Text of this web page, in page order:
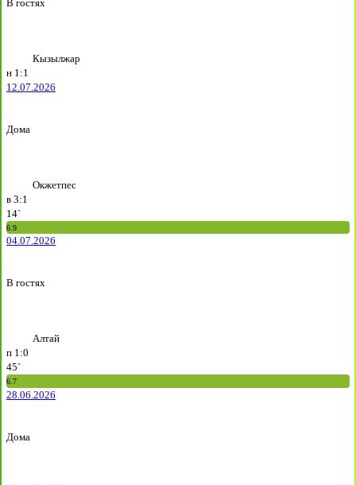
В гостях
Кызылжар
н 1:1
12.07.2026
Дома
Окжетпес
в 3:1
14`
6.9
04.07.2026
В гостях
Алтай
п 1:0
45`
6.7
28.06.2026
Дома